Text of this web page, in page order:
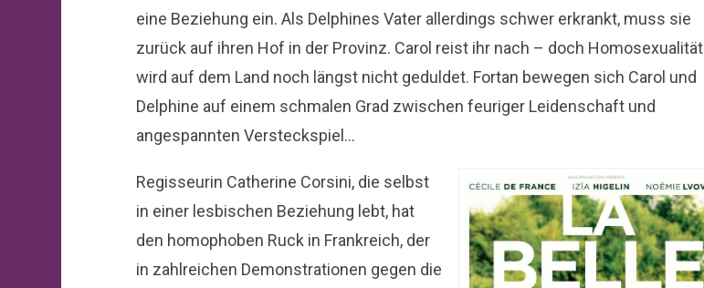
eine Beziehung ein. Als Delphines Vater allerdings schwer erkrankt, muss sie
zurück auf ihren Hof in der Provinz. Carol reist ihr nach – doch Homosexualität
wird auf dem Land noch längst nicht geduldet. Fortan bewegen sich Carol und
Delphine auf einem schmalen Grad zwischen feuriger Leidenschaft und
angespannten Versteckspiel…
Regisseurin Catherine Corsini, die selbst
in einer lesbischen Beziehung lebt, hat
den homophoben Ruck in Frankreich, der
in zahlreichen Demonstrationen gegen die